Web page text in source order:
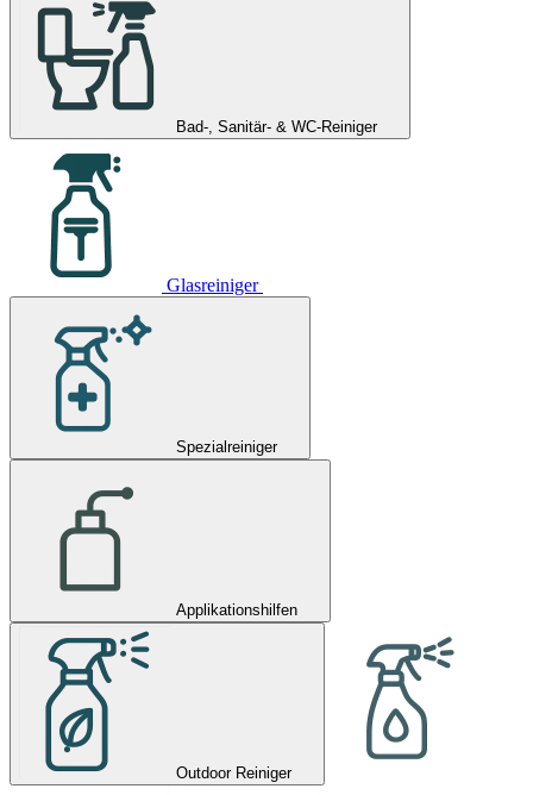
Bad-, Sanitär- & WC-Reiniger
Glasreiniger
Spezialreiniger
Applikationshilfen
Outdoor Reiniger